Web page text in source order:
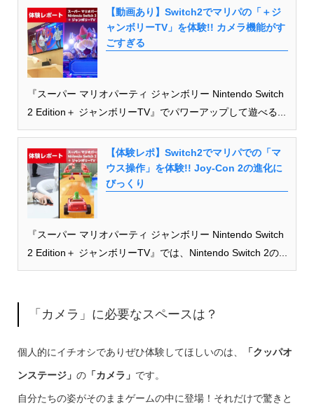
【動画あり】Switch2でマリパの「＋ジ
ャンボリーTV」を体験!! カメラ機能がす
ごすぎる
『スーパー マリオパーティ ジャンボリー Nintendo Switch
2 Edition＋ ジャンボリーTV』でパワーアップして遊べる...
【体験レポ】Switch2でマリパでの「マ
ウス操作」を体験!! Joy-Con 2の進化に
びっくり
『スーパー マリオパーティ ジャンボリー Nintendo Switch
2 Edition＋ ジャンボリーTV』では、Nintendo Switch 2の...
「カメラ」に必要なスペースは？
個人的にイチオシでありぜひ体験してほしいのは、 「クッパオ
ンステージ」 の「カメラ」 です。
自分たちの姿がそのままゲームの中に登場！それだけで驚きと